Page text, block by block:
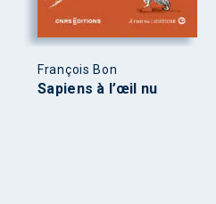
François Bon
Sapiens à l’œil nu